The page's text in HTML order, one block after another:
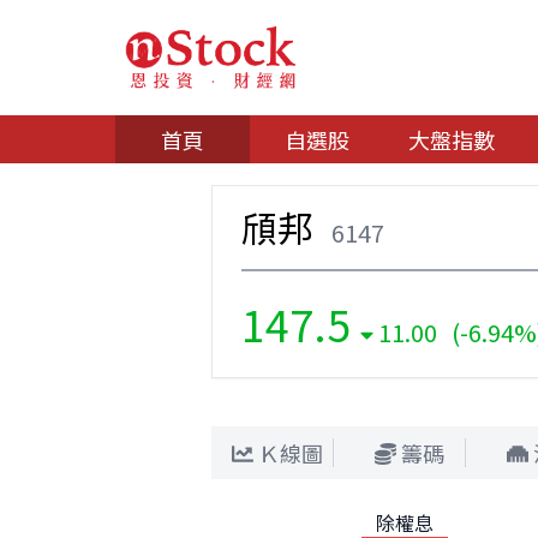
首頁 自選股 大盤指數
頎邦 6147
147.5 11.00 (-
Ｋ線圖 籌碼
除權息